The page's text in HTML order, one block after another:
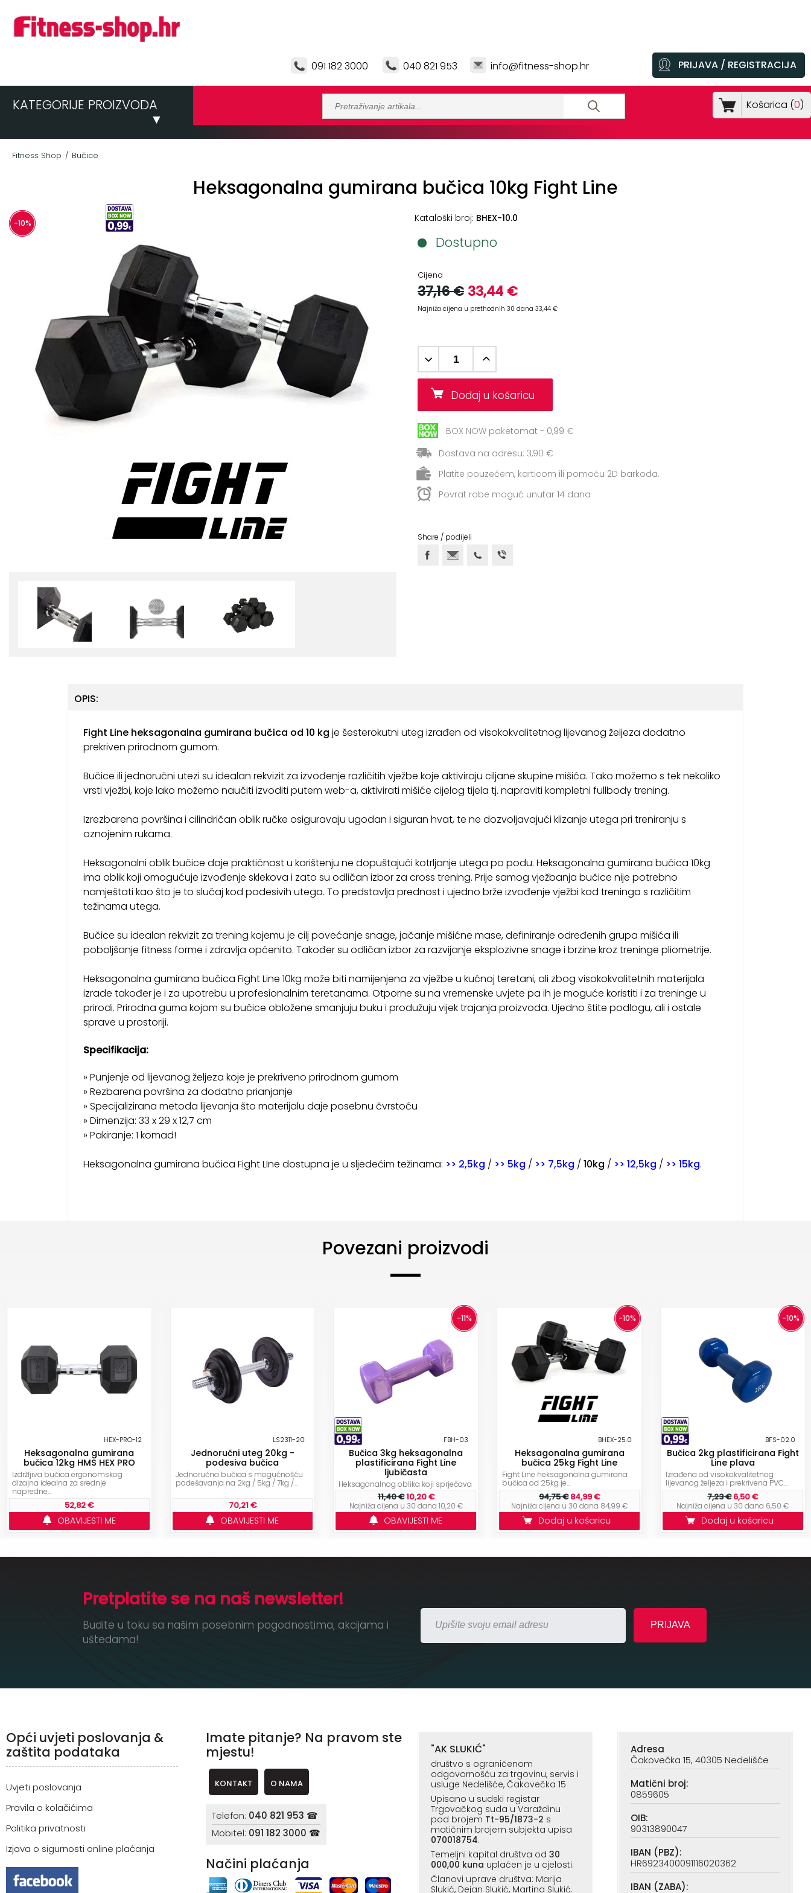
091 182 3000 040 821 953 info@fitness-shop.hr PRIJAVA / REGISTRACIJA
KATEGORIJE PROIZVODA
▼
Košarica (0)
Fitness Shop / Bučice
Heksagonalna gumirana bučica 10kg Fight Line
-10% Kataloški broj: BHEX-10.0
Dostupno
Cijena
37,16 € 33,44 €
Najniža cijena u prethodnih 30 dana 33,44 €
Dodaj u košaricu
BOX NOW paketomat - 0,99 €
Dostava na adresu: 3,90 €
Platite pouzećem, karticom ili pomoću 2D barkoda.
Povrat robe moguć unutar 14 dana
Share / podijeli
OPIS:
Fight Line heksagonalna gumirana bučica od 10 kg je šesterokutni uteg izrađen od visokokvalitetnog lijevanog željeza dodatno
prekriven prirodnom gumom.
Bučice ili jednoručni utezi su idealan rekvizit za izvođenje različitih vježbe koje aktiviraju ciljane skupine mišića. Tako možemo s tek nekoliko
vrsti vježbi, koje lako možemo naučiti izvoditi putem web-a, aktivirati mišiće cijelog tijela tj. napraviti kompletni fullbody trening.
Izrezbarena površina i cilindričan oblik ručke osiguravaju ugodan i siguran hvat, te ne dozvoljavajući klizanje utega pri treniranju s
oznojenim rukama.
Heksagonalni oblik bučice daje praktičnost u korištenju ne dopuštajući kotrljanje utega po podu. Heksagonalna gumirana bučica 10kg
ima oblik koji omogućuje izvođenje sklekova i zato su odličan izbor za cross trening. Prije samog vježbanja bučice nije potrebno
namještati kao što je to slučaj kod podesivih utega. To predstavlja prednost i ujedno brže izvođenje vježbi kod treninga s različitim
težinama utega.
Bučice su idealan rekvizit za trening kojemu je cilj povećanje snage, jačanje mišićne mase, definiranje određenih grupa mišića ili
poboljšanje fitness forme i zdravlja općenito. Također su odličan izbor za razvijanje eksplozivne snage i brzine kroz treninge pliometrije.
Heksagonalna gumirana bučica Fight Line 10kg može biti namijenjena za vježbe u kućnoj teretani, ali zbog visokokvalitetnih materijala
izrade također je i za upotrebu u profesionalnim teretanama. Otporne su na vremenske uvjete pa ih je moguće koristiti i za treninge u
prirodi. Prirodna guma kojom su bučice obložene smanjuju buku i produžuju vijek trajanja proizvoda. Ujedno štite podlogu, ali i ostale
sprave u prostoriji.
Specifikacija:
» Punjenje od lijevanog željeza koje je prekriveno prirodnom gumom
» Rezbarena površina za dodatno prianjanje
» Specijalizirana metoda lijevanja što materijalu daje posebnu čvrstoću
» Dimenzija: 33 x 29 x 12,7 cm
» Pakiranje: 1 komad!
Heksagonalna gumirana bučica Fight LIne dostupna je u sljedećim težinama: >> 2,5kg / >> 5kg / >> 7,5kg / 10kg / >> 12,5kg / >> 15kg.
Povezani proizvodi
HEX-PRO-12
Heksagonalna gumirana
bučica 12kg HMS HEX PRO
Izdržljiva bučica ergonomskog
dizajna idealna za srednje
napredne...
52,82 €
OBAVIJESTI ME
LS2311-20
Jednoručni uteg 20kg -
podesiva bučica
Jednoručna bučica s mogućnošću
podešavanja na 2kg / 5kg / 7kg /...
70,21 €
OBAVIJESTI ME
-11%
FBH-03
Bučica 3kg heksagonalna
plastificirana Fight Line
ljubičasta
Heksagonalnog oblika koji sprječava
kotrljanje po podu
11,40 €10,20 €
Najniža cijena u 30 dana 10,20 €
OBAVIJESTI ME
-10%
BHEX-25.0
Heksagonalna gumirana
bučica 25kg Fight Line
Fight Line heksagonalna gumirana
bučica od 25kg je...
94,75 €84,99 €
Najniža cijena u 30 dana 84,99 €
Dodaj u košaricu
-10%
BFS-02.0
Bučica 2kg plastificirana Fight
Line plava
Izrađena od visokokvalitetnog
lijevanog željeza i prekrivena PVC...
7,23 €6,50 €
Najniža cijena u 30 dana 6,50 €
Dodaj u košaricu
Pretplatite se na naš newsletter!
Budite u toku sa našim posebnim pogodnostima, akcijama i
uštedama!
Opći uvjeti poslovanja &
zaštita podataka
Uvjeti poslovanja
Pravila o kolačićima
Politika privatnosti
Izjava o sigurnosti online plaćanja
Imate pitanje? Na pravom ste
mjestu!
KONTAKT O NAMA
Telefon: 040 821 953 ☎
Mobitel: 091 182 3000 ☎
Načini plaćanja
"AK SLUKIĆ"
društvo s ograničenom
odgovornošću za trgovinu, servis i
usluge Nedelišće, Čakovečka 15
Upisano u sudski registar
Trgovačkog suda u Varaždinu
pod brojem Tt-95/1873-2 s
matičnim brojem subjekta upisa
070018754.
Temeljni kapital društva od 30
000,00 kuna uplaćen je u cjelosti.
Članovi uprave društva: Marija
Slukić, Dejan Slukić, Martina Slukić.
Adresa
Čakovečka 15, 40305 Nedelišće
Matični broj:
0859605
OIB:
90313890047
IBAN (PBZ):
HR6923400091116020362
IBAN (ZABA):